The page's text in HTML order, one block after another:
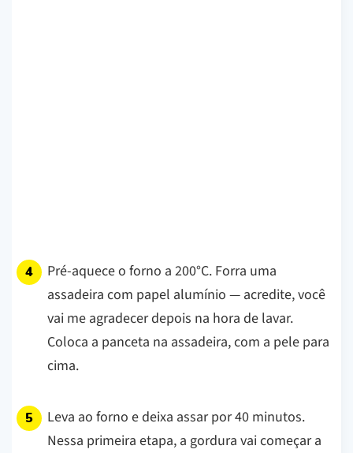
Pré-aquece o forno a 200°C. Forra uma
assadeira com papel alumínio — acredite, você
vai me agradecer depois na hora de lavar.
Coloca a panceta na assadeira, com a pele para
cima.
Leva ao forno e deixa assar por 40 minutos.
Nessa primeira etapa, a gordura vai começar a